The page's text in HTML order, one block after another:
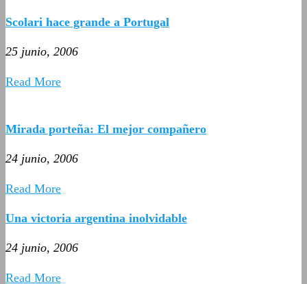
Scolari hace grande a Portugal
25 junio, 2006
Read More
Mirada porteña: El mejor compañero
24 junio, 2006
Read More
Una victoria argentina inolvidable
24 junio, 2006
Read More